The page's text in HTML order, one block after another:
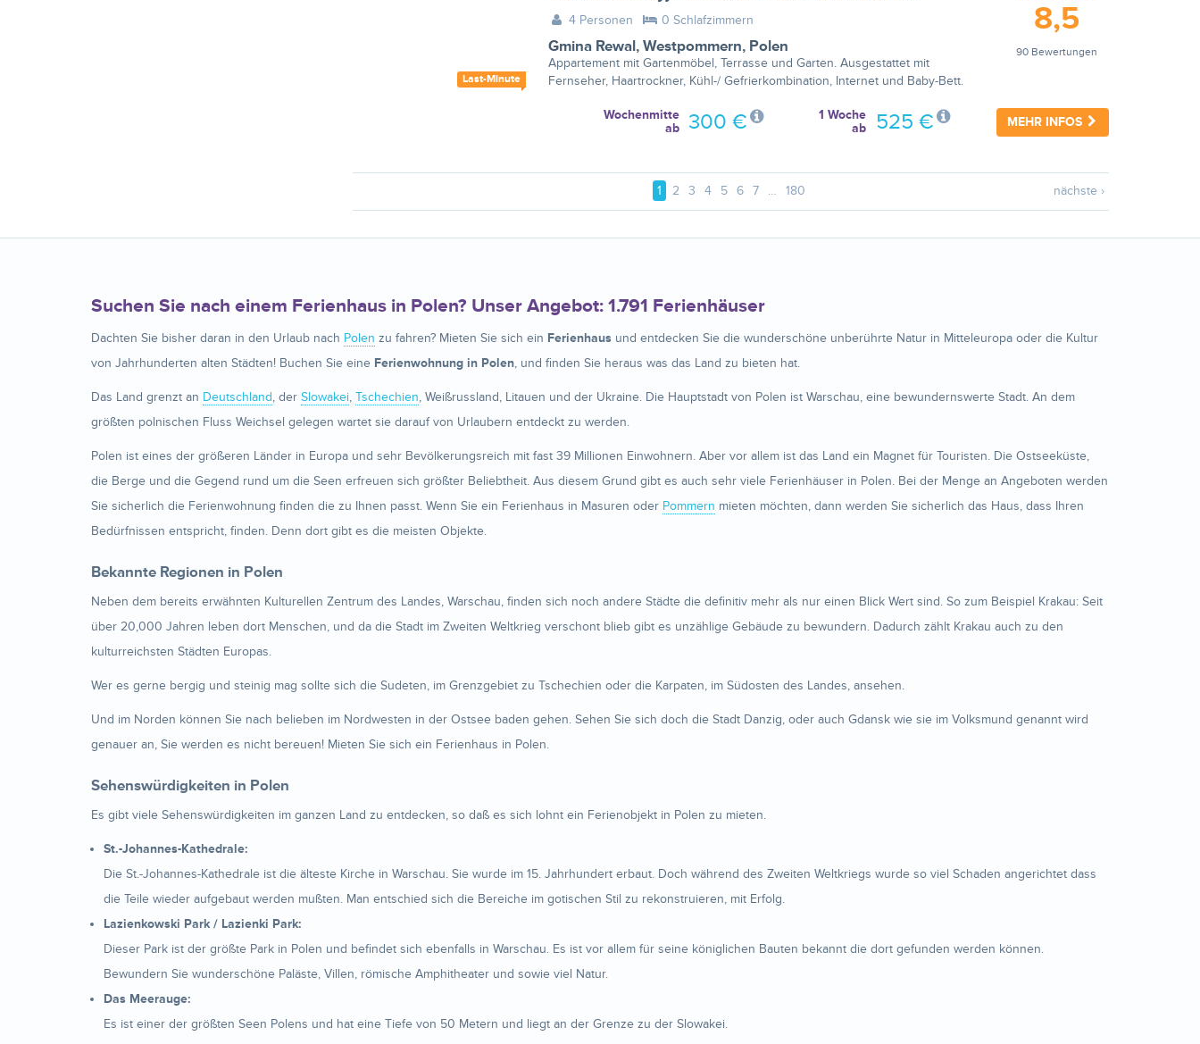
Last-Minute
4 Personen 0 Schlafzimmern
Gmina Rewal, Westpommern, Polen
Appartement mit Gartenmöbel, Terrasse und Garten. Ausgestattet mit
Fernseher, Haartrockner, Kühl-/ Gefrierkombination, Internet und Baby-Bett.
8,5
90 Bewertungen
MEHR INFOS
1 Woche
ab
525 €
Wochenmitte
ab
300 €
1 2 3 4 5 6 7 … 180 nächste ›
Suchen Sie nach einem Ferienhaus in Polen? Unser Angebot: 1.791 Ferienhäuser
Dachten Sie bisher daran in den Urlaub nach Polen zu fahren? Mieten Sie sich ein Ferienhaus und entdecken Sie die wunderschöne unberührte Natur in Mitteleuropa oder die Kultur
von Jahrhunderten alten Städten! Buchen Sie eine Ferienwohnung in Polen, und finden Sie heraus was das Land zu bieten hat.
Das Land grenzt an Deutschland, der Slowakei, Tschechien, Weißrussland, Litauen und der Ukraine. Die Hauptstadt von Polen ist Warschau, eine bewundernswerte Stadt. An dem
größten polnischen Fluss Weichsel gelegen wartet sie darauf von Urlaubern entdeckt zu werden.
Polen ist eines der größeren Länder in Europa und sehr Bevölkerungsreich mit fast 39 Millionen Einwohnern. Aber vor allem ist das Land ein Magnet für Touristen. Die Ostseeküste,
die Berge und die Gegend rund um die Seen erfreuen sich größter Beliebtheit. Aus diesem Grund gibt es auch sehr viele Ferienhäuser in Polen. Bei der Menge an Angeboten werden
Sie sicherlich die Ferienwohnung finden die zu Ihnen passt. Wenn Sie ein Ferienhaus in Masuren oder Pommern mieten möchten, dann werden Sie sicherlich das Haus, dass Ihren
Bedürfnissen entspricht, finden. Denn dort gibt es die meisten Objekte.
Bekannte Regionen in Polen
Neben dem bereits erwähnten Kulturellen Zentrum des Landes, Warschau, finden sich noch andere Städte die definitiv mehr als nur einen Blick Wert sind. So zum Beispiel Krakau: Seit
über 20,000 Jahren leben dort Menschen, und da die Stadt im Zweiten Weltkrieg verschont blieb gibt es unzählige Gebäude zu bewundern. Dadurch zählt Krakau auch zu den
kulturreichsten Städten Europas.
Wer es gerne bergig und steinig mag sollte sich die Sudeten, im Grenzgebiet zu Tschechien oder die Karpaten, im Südosten des Landes, ansehen.
Und im Norden können Sie nach belieben im Nordwesten in der Ostsee baden gehen. Sehen Sie sich doch die Stadt Danzig, oder auch Gdansk wie sie im Volksmund genannt wird
genauer an, Sie werden es nicht bereuen! Mieten Sie sich ein Ferienhaus in Polen.
Sehenswürdigkeiten in Polen
Es gibt viele Sehenswürdigkeiten im ganzen Land zu entdecken, so daß es sich lohnt ein Ferienobjekt in Polen zu mieten.
St.-Johannes-Kathedrale:
Die St.-Johannes-Kathedrale ist die älteste Kirche in Warschau. Sie wurde im 15. Jahrhundert erbaut. Doch während des Zweiten Weltkriegs wurde so viel Schaden angerichtet dass
die Teile wieder aufgebaut werden mußten. Man entschied sich die Bereiche im gotischen Stil zu rekonstruieren, mit Erfolg.
Lazienkowski Park / Lazienki Park:
Dieser Park ist der größte Park in Polen und befindet sich ebenfalls in Warschau. Es ist vor allem für seine königlichen Bauten bekannt die dort gefunden werden können.
Bewundern Sie wunderschöne Paläste, Villen, römische Amphitheater und sowie viel Natur.
Das Meerauge:
Es ist einer der größten Seen Polens und hat eine Tiefe von 50 Metern und liegt an der Grenze zu der Slowakei.